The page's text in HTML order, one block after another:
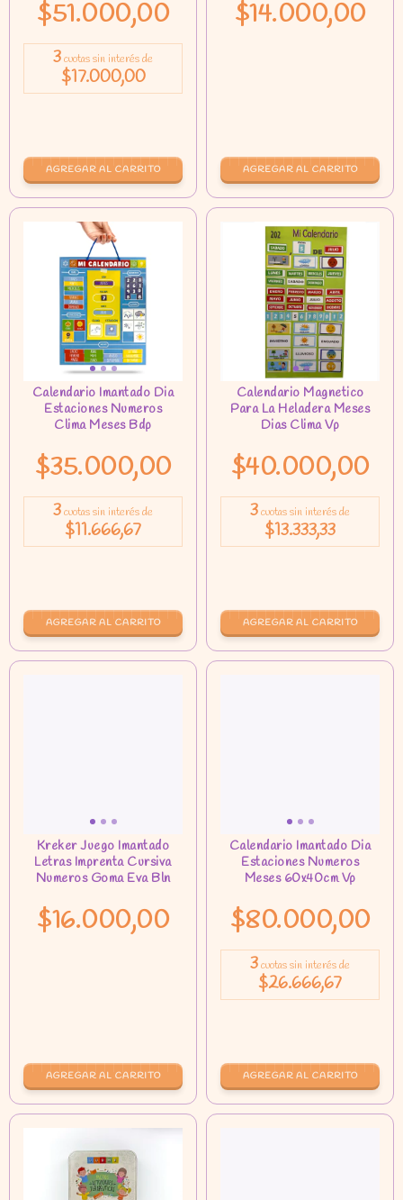
$51.000,00
3cuotas sin interés de
$17.000,00
$14.000,00
$35.000,00
3cuotas sin interés de
$11.666,67
$40.000,00
3cuotas sin interés de
$13.333,33
$16.000,00
AGREGAR AL CARRITO
$80.000,00
3cuotas sin interés de
$26.666,67